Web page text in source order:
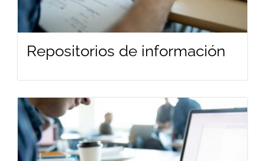
Repositorios de información